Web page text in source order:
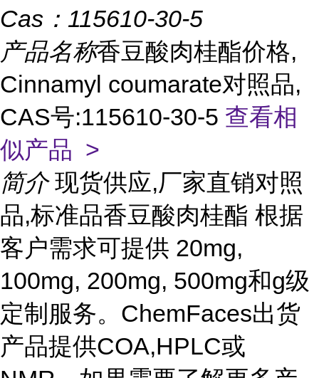
Cas： 115610-30-5
产品名称香豆酸肉桂酯价格,
Cinnamyl coumarate对照品,
CAS号:115610-30-5 查看相
似产品 >
简介 现货供应,厂家直销对照
品,标准品香豆酸肉桂酯 根据
客户需求可提供 20mg,
100mg, 200mg, 500mg和g级
定制服务。ChemFaces出货
产品提供COA,HPLC或